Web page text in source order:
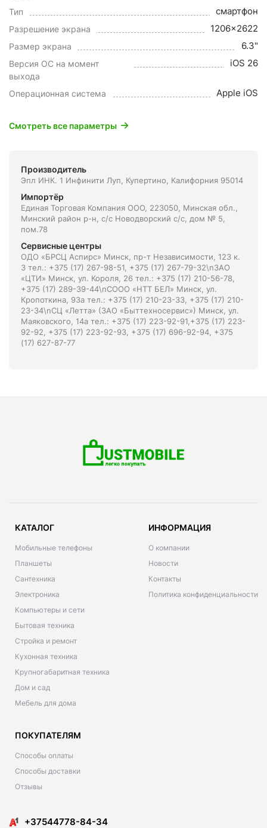
Тип смартфон
Разрешение экрана 1206x2622
Размер экрана 6.3"
Версия ОС на момент
выхода
iOS 26
Операционная система Apple iOS
Смотреть все параметры
Производитель
Эпл ИНК. 1 Инфинити Луп, Купертино, Калифорния 95014
Импортёр
Единая Торговая Компания ООО, 223050, Минская обл.,
Минский район р-н, с/с Новодворский с/с, дом № 5,
пом.78
Сервисные центры
ОДО «БРСЦ Аспирс» Минск, пр-т Независимости, 123 к.
3 тел.: +375 (17) 267-98-51, +375 (17) 267-79-32\nЗАО
«ЦТИ» Минск, ул. Короля, 26 тел.: +375 (17) 210-56-78,
+375 (17) 289-39-44\nСООО «НТТ БЕЛ» Минск, ул.
Кропоткина, 93а тел.: +375 (17) 210-23-33, +375 (17) 210-
23-34\nСЦ «Летта» (ЗАО «Быттехносервис») Минск, ул.
Маяковского, 14а тел.: +375 (17) 223-92-91,+375 (17) 223-
92-92, +375 (17) 223-92-93, +375 (17) 696-92-94, +375
(17) 627-87-77
КАТАЛОГ
Мобильные телефоны
Планшеты
Сантехника
Электроника
Компьютеры и сети
Бытовая техника
Стройка и ремонт
Кухонная техника
Крупногабаритная техника
Дом и сад
Мебель для дома
ИНФОРМАЦИЯ
О компании
Новости
Контакты
Политика конфиденциальности
ПОКУПАТЕЛЯМ
Способы оплаты
Способы доставки
Отзывы
+37544778-84-34